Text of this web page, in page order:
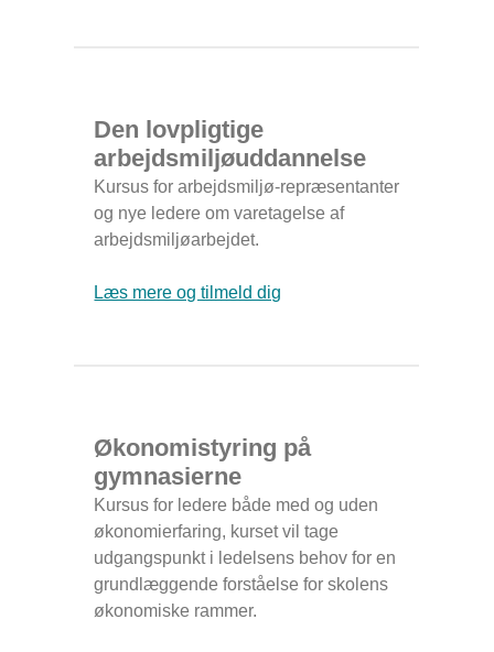
Den lovpligtige
arbejdsmiljøuddannelse
Kursus for arbejdsmiljø-repræsentanter
og nye ledere om varetagelse af
arbejdsmiljøarbejdet.
Læs mere og tilmeld dig
Økonomistyring på
gymnasierne
Kursus for ledere både med og uden
økonomierfaring, kurset vil tage
udgangspunkt i ledelsens behov for en
grundlæggende forståelse for skolens
økonomiske rammer.